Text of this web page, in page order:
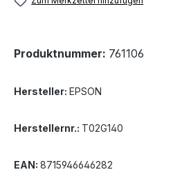
Produktnummer: 761106
Hersteller: EPSON
Herstellernr.: T02G140
EAN: 8715946646282